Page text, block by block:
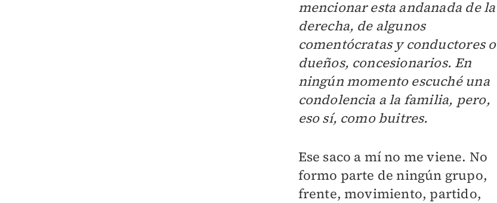
mencionar esta andanada de la
derecha, de algunos
comentócratas y conductores o
dueños, concesionarios. En
ningún momento escuché una
condolencia a la familia, pero,
eso sí, como buitres.
Ese saco a mí no me viene. No
formo parte de ningún grupo,
frente, movimiento, partido,